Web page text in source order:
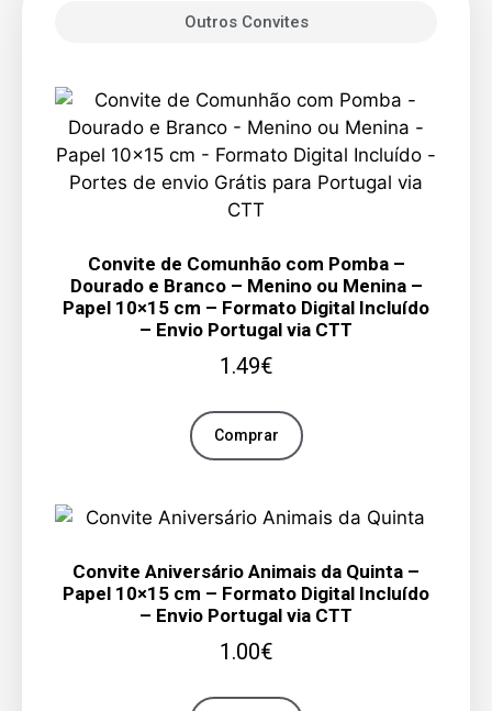
Outros Convites
Convite de Comunhão com Pomba –
Dourado e Branco – Menino ou Menina –
Papel 10×15 cm – Formato Digital Incluído
– Envio Portugal via CTT
1.49€
Comprar
Convite Aniversário Animais da Quinta –
Papel 10×15 cm – Formato Digital Incluído
– Envio Portugal via CTT
1.00€